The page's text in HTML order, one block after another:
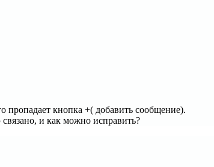
кнопка +( добавить сообщение).
и как можно исправить?